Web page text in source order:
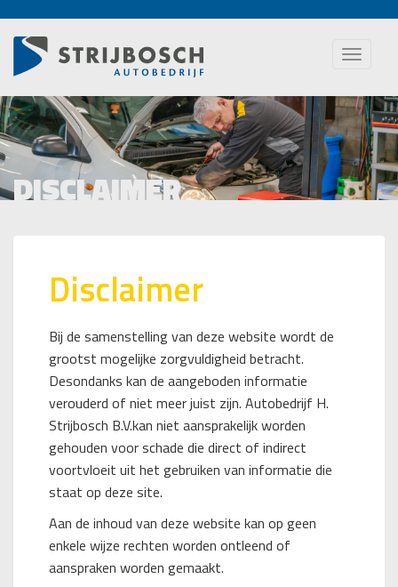
Toggle
DISCLAIMER
Disclaimer
Bij de samenstelling van deze website wordt de
grootst mogelijke zorgvuldigheid betracht.
Desondanks kan de aangeboden informatie
verouderd of niet meer juist zijn. Autobedrijf H.
Strijbosch B.V.kan niet aansprakelijk worden
gehouden voor schade die direct of indirect
voortvloeit uit het gebruiken van informatie die
staat op deze site.
Aan de inhoud van deze website kan op geen
enkele wijze rechten worden ontleend of
aanspraken worden gemaakt.